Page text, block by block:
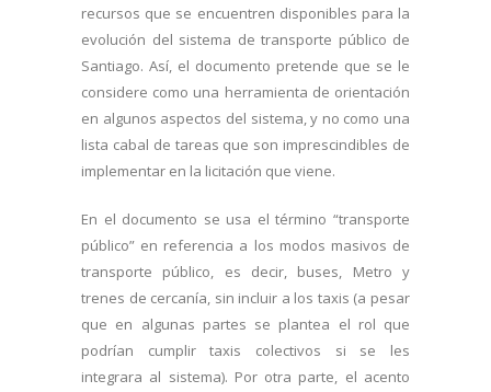
recursos que se encuentren disponibles para la
evolución del sistema de transporte público de
Santiago. Así, el documento pretende que se le
considere como una herramienta de orientación
en algunos aspectos del sistema, y no como una
lista cabal de tareas que son imprescindibles de
implementar en la licitación que viene.
En el documento se usa el término “transporte
público” en referencia a los modos masivos de
transporte público, es decir, buses, Metro y
trenes de cercanía, sin incluir a los taxis (a pesar
que en algunas partes se plantea el rol que
podrían cumplir taxis colectivos si se les
integrara al sistema). Por otra parte, el acento